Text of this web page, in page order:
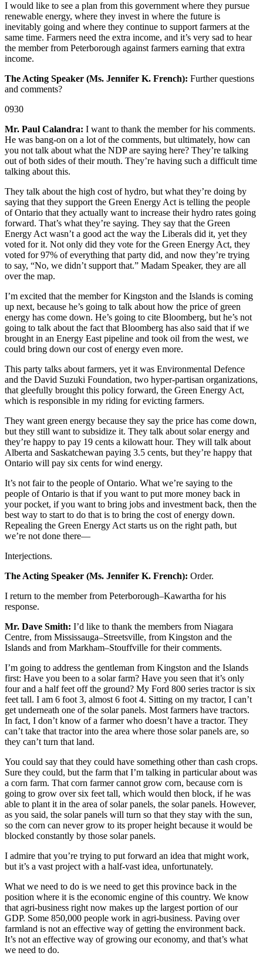
I would like to see a plan from this government where they pursue
renewable energy, where they invest in where the future is
inevitably going and where they continue to support farmers at the
same time. Farmers need the extra income, and it’s very sad to hear
the member from Peterborough against farmers earning that extra
income.
The Acting Speaker (Ms. Jennifer K. French): Further questions
and comments?
0930
Mr. Paul Calandra: I want to thank the member for his comments.
He was bang-on on a lot of the comments, but ultimately, how can
you not talk about what the NDP are saying here? They’re talking
out of both sides of their mouth. They’re having such a difficult time
talking about this.
They talk about the high cost of hydro, but what they’re doing by
saying that they support the Green Energy Act is telling the people
of Ontario that they actually want to increase their hydro rates going
forward. That’s what they’re saying. They say that the Green
Energy Act wasn’t a good act the way the Liberals did it, yet they
voted for it. Not only did they vote for the Green Energy Act, they
voted for 97% of everything that party did, and now they’re trying
to say, “No, we didn’t support that.” Madam Speaker, they are all
over the map.
I’m excited that the member for Kingston and the Islands is coming
up next, because he’s going to talk about how the price of green
energy has come down. He’s going to cite Bloomberg, but he’s not
going to talk about the fact that Bloomberg has also said that if we
brought in an Energy East pipeline and took oil from the west, we
could bring down our cost of energy even more.
This party talks about farmers, yet it was Environmental Defence
and the David Suzuki Foundation, two hyper-partisan organizations,
that gleefully brought this policy forward, the Green Energy Act,
which is responsible in my riding for evicting farmers.
They want green energy because they say the price has come down,
but they still want to subsidize it. They talk about solar energy and
they’re happy to pay 19 cents a kilowatt hour. They will talk about
Alberta and Saskatchewan paying 3.5 cents, but they’re happy that
Ontario will pay six cents for wind energy.
It’s not fair to the people of Ontario. What we’re saying to the
people of Ontario is that if you want to put more money back in
your pocket, if you want to bring jobs and investment back, then the
best way to start to do that is to bring the cost of energy down.
Repealing the Green Energy Act starts us on the right path, but
we’re not done there—
Interjections.
The Acting Speaker (Ms. Jennifer K. French): Order.
I return to the member from Peterborough–Kawartha for his
response.
Mr. Dave Smith: I’d like to thank the members from Niagara
Centre, from Mississauga–Streetsville, from Kingston and the
Islands and from Markham–Stouffville for their comments.
I’m going to address the gentleman from Kingston and the Islands
first: Have you been to a solar farm? Have you seen that it’s only
four and a half feet off the ground? My Ford 800 series tractor is six
feet tall. I am 6 foot 3, almost 6 foot 4. Sitting on my tractor, I can’t
get underneath one of the solar panels. Most farmers have tractors.
In fact, I don’t know of a farmer who doesn’t have a tractor. They
can’t take that tractor into the area where those solar panels are, so
they can’t turn that land.
You could say that they could have something other than cash crops.
Sure they could, but the farm that I’m talking in particular about was
a corn farm. That corn farmer cannot grow corn, because corn is
going to grow over six feet tall, which would then block, if he was
able to plant it in the area of solar panels, the solar panels. However,
as you said, the solar panels will turn so that they stay with the sun,
so the corn can never grow to its proper height because it would be
blocked constantly by those solar panels.
I admire that you’re trying to put forward an idea that might work,
but it’s a vast project with a half-vast idea, unfortunately.
What we need to do is we need to get this province back in the
position where it is the economic engine of this country. We know
that agri-business right now makes up the largest portion of our
GDP. Some 850,000 people work in agri-business. Paving over
farmland is not an effective way of getting the environment back.
It’s not an effective way of growing our economy, and that’s what
we need to do.